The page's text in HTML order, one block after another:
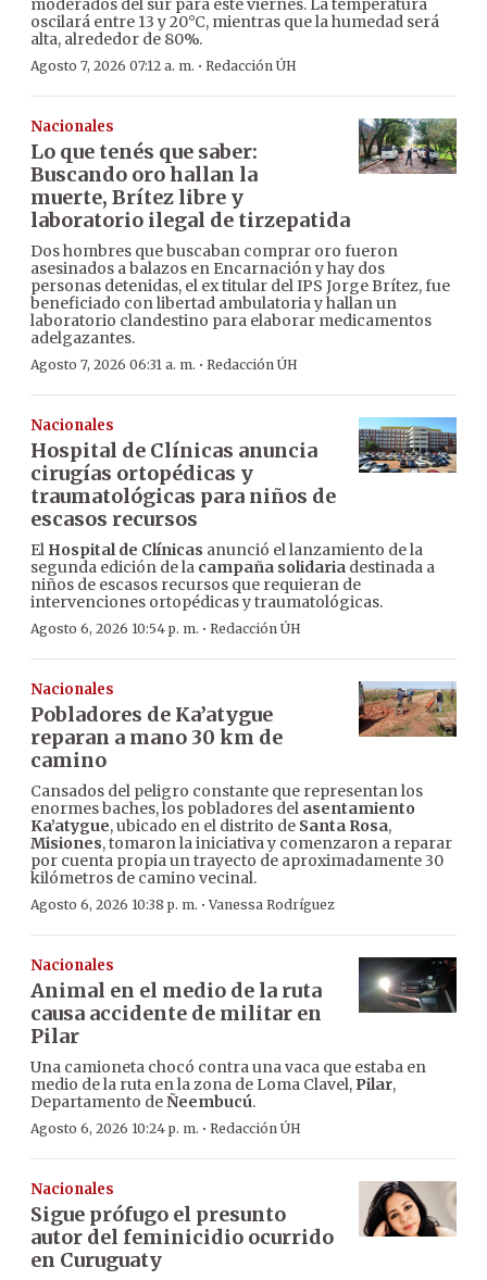
moderados del sur para este viernes. La temperatura
oscilará entre 13 y 20°C, mientras que la humedad será
alta, alrededor de 80%.
Agosto 7, 2026 07:12 a. m. · Redacción ÚH
Nacionales
Lo que tenés que saber:
Buscando oro hallan la
muerte, Brítez libre y
laboratorio ilegal de tirzepatida
Dos hombres que buscaban comprar oro fueron
asesinados a balazos en Encarnación y hay dos
personas detenidas, el ex titular del IPS Jorge Brítez, fue
beneficiado con libertad ambulatoria y hallan un
laboratorio clandestino para elaborar medicamentos
adelgazantes.
Agosto 7, 2026 06:31 a. m. · Redacción ÚH
Nacionales
Hospital de Clínicas anuncia
cirugías ortopédicas y
traumatológicas para niños de
escasos recursos
El Hospital de Clínicas anunció el lanzamiento de la
segunda edición de la campaña solidaria destinada a
niños de escasos recursos que requieran de
intervenciones ortopédicas y traumatológicas.
Agosto 6, 2026 10:54 p. m. · Redacción ÚH
Nacionales
Pobladores de Ka’atygue
reparan a mano 30 km de
camino
Cansados del peligro constante que representan los
enormes baches, los pobladores del asentamiento
Ka’atygue, ubicado en el distrito de Santa Rosa,
Misiones, tomaron la iniciativa y comenzaron a reparar
por cuenta propia un trayecto de aproximadamente 30
kilómetros de camino vecinal.
Agosto 6, 2026 10:38 p. m. ·Vanessa Rodríguez
Nacionales
Animal en el medio de la ruta
causa accidente de militar en
Pilar
Una camioneta chocó contra una vaca que estaba en
medio de la ruta en la zona de Loma Clavel, Pilar,
Departamento deÑeembucú.
Agosto 6, 2026 10:24 p. m. · Redacción ÚH
Nacionales
Sigue prófugo el presunto
autor del feminicidio ocurrido
en Curuguaty